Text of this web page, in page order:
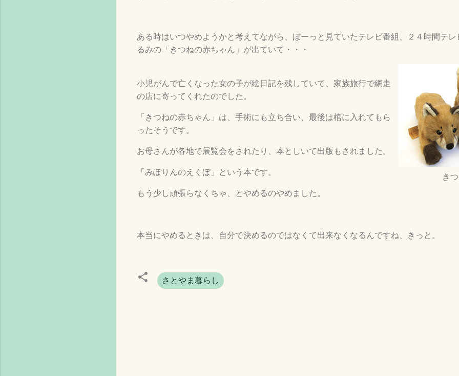
ある時はいつやめようかと考えてながら、ぼーっと見ていたテレビ番組、２４時間テ
るみの「きつねの赤ちゃん」が出ていて・・・
き
小児がんで亡くなった女の子が絵日記を残していて、家族旅行で網走
の店に寄ってくれたのでした。
「きつねの赤ちゃん」は、手術にも立ち合い、最後は棺に入れてもら
ったそうです。
お母さんが各地で展覧会をされたり、本としいて出版もされました。
「みぽりんのえくぼ」という本です。
もう少し頑張らなくちゃ、とやめるのやめました。
本当にやめるときは、自分で決めるのではなくて出来なくなるんですね、きっと。
さとやま暮らし